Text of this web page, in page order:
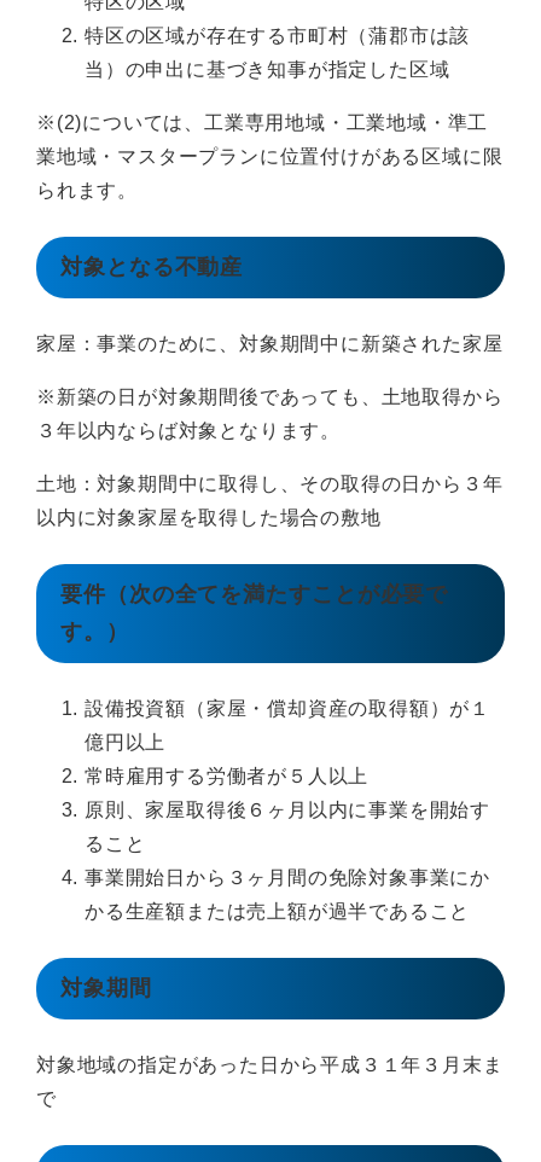
特区の区域が存在する市町村（蒲郡市は該
当）の申出に基づき知事が指定した区域
※(2)については、工業専用地域・工業地域・準工
業地域・マスタープランに位置付けがある区域に限
られます。
対象となる不動産
家屋：事業のために、対象期間中に新築された家屋
※新築の日が対象期間後であっても、土地取得から
３年以内ならば対象となります。
土地：対象期間中に取得し、その取得の日から３年
以内に対象家屋を取得した場合の敷地
要件（次の全てを満たすことが必要で
す。）
設備投資額（家屋・償却資産の取得額）が１
億円以上
常時雇用する労働者が５人以上
原則、家屋取得後６ヶ月以内に事業を開始す
ること
事業開始日から３ヶ月間の免除対象事業にか
かる生産額または売上額が過半であること
対象期間
対象地域の指定があった日から平成３１年３月末ま
で